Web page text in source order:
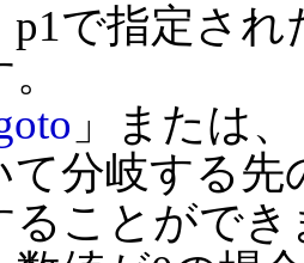
p1で指定さ
」または
て分岐する
ることができ